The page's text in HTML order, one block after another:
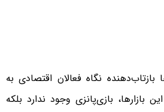
بازتاب‌دهنده نگاه فعالان اقتصادی به
بازارها، بازی‌پانزی وجود ندارد بلکه